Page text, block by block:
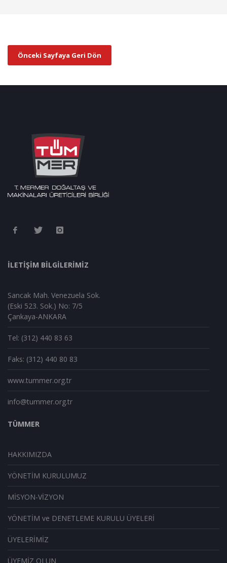
İLETİŞİM BİLGİLERİMİZ
Sancak Mah. Venezuela Sok.
(Eski 523. Sok.) No: 7/5
Çankaya-ANKARA
Tel: (312) 440 83 63
Faks: (312) 440 80 83
www.tummer.org.tr
info@tummer.org.tr
TÜMMER
HAKKIMIZDA
YÖNETİM KURULUMUZ
MİSYON-VİZYON
YÖNETİM ve DENETLEME KURULU ÜYELERİ
ÜYELERİMİZ
ÜYEMİZ OLUN